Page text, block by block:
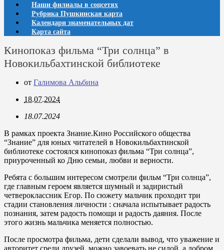
Наши филиалы в соцсетях
Рубрика Пушкинская карта
Календари знаменательных дат
Карта сайта
Кинопоказ фильма “Три солнца” в
Новокильбахтинской библиотеке
от Галимова Альбина
18.07.2024
18.07.2024
В рамках проекта Знание.Кино Российского общества
“Знание” для юных читателей в Новокильбахтинской
библиотеке состоялся кинопоказ фильма “Три солнца”,
приуроченный ко Дню семьи, любви и верности.
Ребята с большим интересом смотрели фильм “Три солнца”,
где главным героем является шумный и задиристый
четвероклассник Егор. По сюжету мальчик проходит три
стадии становления личности : сначала испытывает радость
познания, затем радость помощи и радость даяния. После
этого жизнь мальчика меняется полностью.
После просмотра фильма, дети сделали вывод, что уважение и
авторитет среди друзей, можно завоевать не силой, а добром,